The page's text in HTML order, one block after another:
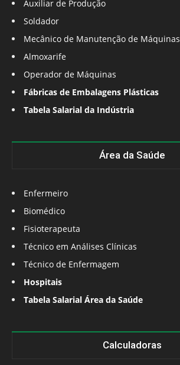
Auxiliar de Produção
Soldador
Mecânico de Manutenção de Máquinas
Almoxarife
Operador de Máquinas
Fábricas de Embalagens Plásticas
Tabela Salarial da Indústria
Área da Saúde
Enfermeiro
Biomédico
Fisioterapeuta
Técnico em Análises Clínicas
Técnico de Enfermagem
Hospitais
Tabela Salarial Área da Saúde
Calculadoras